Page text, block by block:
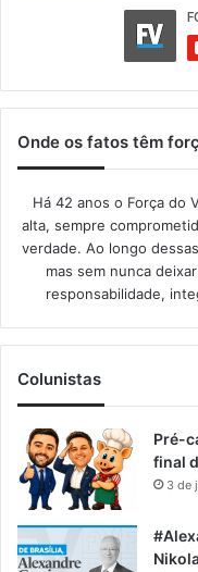
Onde os fatos têm
Há 42 anos o Força do
alta, sempre
verdade. Ao longo
mas sem nunca
responsabilidade,
Colunistas
Pré-
final
3 de